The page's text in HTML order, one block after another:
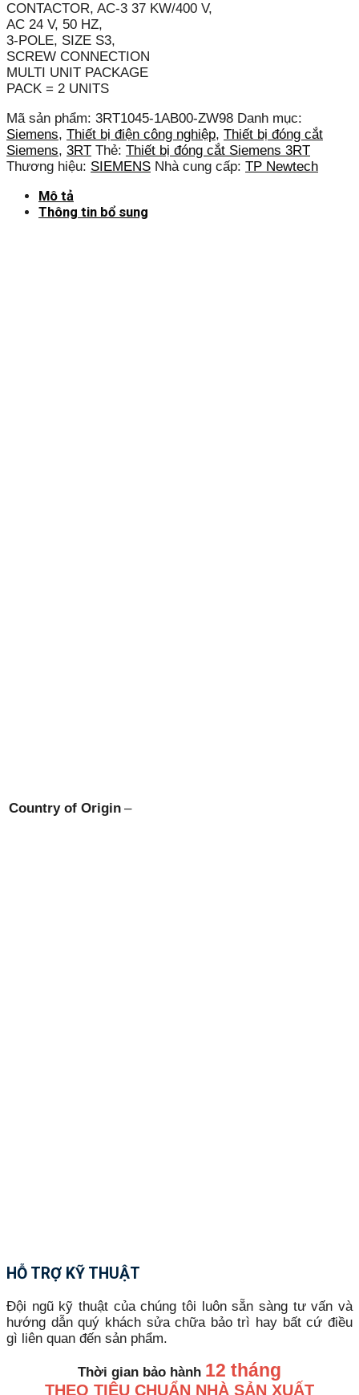
CONTACTOR, AC-3 37 KW/400 V,
AC 24 V, 50 HZ,
3-POLE, SIZE S3,
SCREW CONNECTION
MULTI UNIT PACKAGE
PACK = 2 UNITS
Mã sản phẩm: 3RT1045-1AB00-ZW98 Danh mục:
Siemens, Thiết bị điện công nghiệp, Thiết bị đóng cắt
Siemens, 3RT Thẻ: Thiết bị đóng cắt Siemens 3RT
Thương hiệu: SIEMENS Nhà cung cấp: TP Newtech
Mô tả
Thông tin bổ sung
Country of Origin –
HỖ TRỢ KỸ THUẬT
Đội ngũ kỹ thuật của chúng tôi luôn sẵn sàng tư vấn và
hướng dẫn quý khách sửa chữa bảo trì hay bất cứ điều
gì liên quan đến sản phẩm.
Thời gian bảo hành 12 tháng
THEO TIÊU CHUẨN NHÀ SẢN XUẤT